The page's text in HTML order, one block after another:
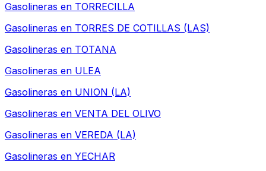
Gasolineras en TORRECILLA
Gasolineras en TORRES DE COTILLAS (LAS)
Gasolineras en TOTANA
Gasolineras en ULEA
Gasolineras en UNION (LA)
Gasolineras en VENTA DEL OLIVO
Gasolineras en VEREDA (LA)
Gasolineras en YECHAR